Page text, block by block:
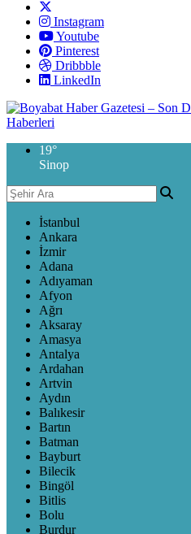
Instagram
Youtube
Pinterest
Dribbble
LinkedIn
19°
Sinop
İstanbul
Ankara
İzmir
Adana
Adıyaman
Afyon
Ağrı
Aksaray
Amasya
Antalya
Ardahan
Artvin
Aydın
Balıkesir
Bartın
Batman
Bayburt
Bilecik
Bingöl
Bitlis
Bolu
Burdur